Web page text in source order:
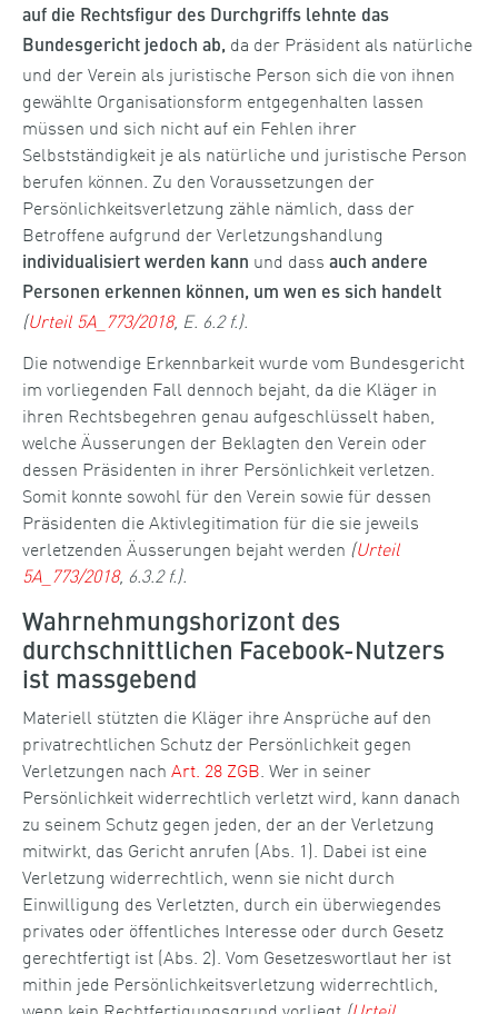
auf die Rechtsfigur des Durchgriffs lehnte das
Bundesgericht jedoch ab, da der Präsident als natürliche
und der Verein als juristische Person sich die von ihnen
gewählte Organisationsform entgegenhalten lassen
müssen und sich nicht auf ein Fehlen ihrer
Selbstständigkeit je als natürliche und juristische Person
berufen können. Zu den Voraussetzungen der
Persönlichkeitsverletzung zähle nämlich, dass der
Betroffene aufgrund der Verletzungshandlung
individualisiert werden kann und dass auch andere
Personen erkennen können, um wen es sich handelt
(Urteil 5A_773/2018, E. 6.2 f.).
Die notwendige Erkennbarkeit wurde vom Bundesgericht
im vorliegenden Fall dennoch bejaht, da die Kläger in
ihren Rechtsbegehren genau aufgeschlüsselt haben,
welche Äusserungen der Beklagten den Verein oder
dessen Präsidenten in ihrer Persönlichkeit verletzen.
Somit konnte sowohl für den Verein sowie für dessen
Präsidenten die Aktivlegitimation für die sie jeweils
verletzenden Äusserungen bejaht werden (Urteil
5A_773/2018, 6.3.2 f.).
Wahrnehmungshorizont des
durchschnittlichen Facebook-Nutzers
ist massgebend
Materiell stützten die Kläger ihre Ansprüche auf den
privatrechtlichen Schutz der Persönlichkeit gegen
Verletzungen nach Art. 28 ZGB. Wer in seiner
Persönlichkeit widerrechtlich verletzt wird, kann danach
zu seinem Schutz gegen jeden, der an der Verletzung
mitwirkt, das Gericht anrufen (Abs. 1). Dabei ist eine
Verletzung widerrechtlich, wenn sie nicht durch
Einwilligung des Verletzten, durch ein überwiegendes
privates oder öffentliches Interesse oder durch Gesetz
gerechtfertigt ist (Abs. 2). Vom Gesetzeswortlaut her ist
mithin jede Persönlichkeitsverletzung widerrechtlich,